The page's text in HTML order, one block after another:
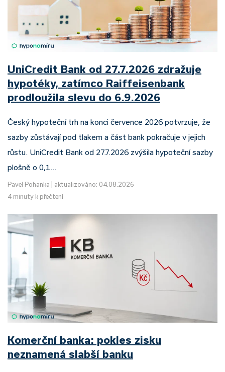
UniCredit Bank od 27.7.2026 zdražuje
hypotéky, zatímco Raiffeisenbank
prodloužila slevu do 6.9.2026
Český hypoteční trh na konci července 2026 potvrzuje, že
sazby zůstávají pod tlakem a část bank pokračuje v jejich
růstu. UniCredit Bank od 27.7.2026 zvýšila hypoteční sazby
plošně o 0,1…
Pavel Pohanka
aktualizováno: 04.08.2026
4 minuty k přečtení
Komerční banka: pokles zisku
neznamená slabší banku